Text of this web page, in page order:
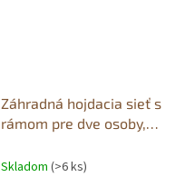
Záhradná hojdacia sieť s
rámom pre dve osoby,
Skladom (>6 ks)